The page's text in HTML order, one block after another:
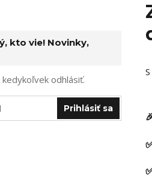
kto vie! Novinky,
odhlásiť.
Prihlásiť sa